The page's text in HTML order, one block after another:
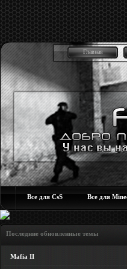
Главная
Все для CsS Все для
Последние
Mafia II